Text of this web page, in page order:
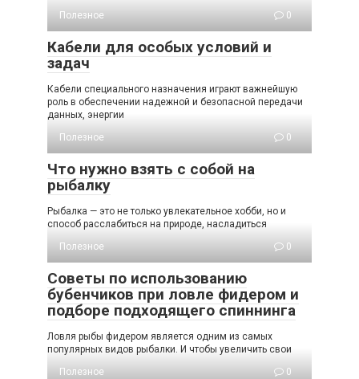
Полезное
0
Кабели для особых условий и
задач
Кабели специального назначения играют важнейшую
роль в обеспечении надежной и безопасной передачи
данных, энергии
Полезное
0
Что нужно взять с собой на
рыбалку
Рыбалка — это не только увлекательное хобби, но и
способ расслабиться на природе, насладиться
Полезное
0
Советы по использованию
бубенчиков при ловле фидером и
подборе подходящего спиннинга
Ловля рыбы фидером является одним из самых
популярных видов рыбалки. И чтобы увеличить свои
Полезное
0